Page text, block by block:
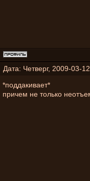
Дата: Четверг, 2009-03-
*поддакивает*
причем не только